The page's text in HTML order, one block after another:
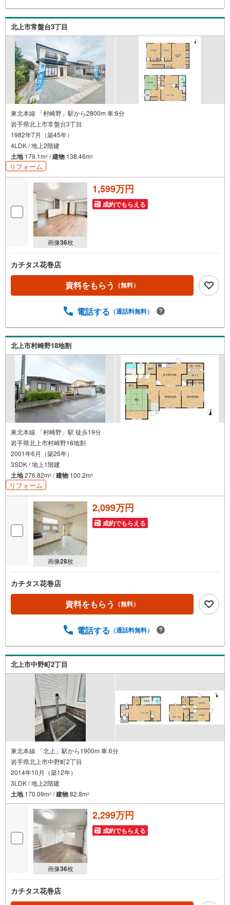
北上市常盤台3丁目
東北本線 「村崎野」駅から2800m 車:6分
岩手県北上市常盤台3丁目
1982年7月（築45年）
4LDK / 地上2階建
土地179.1m2 /建物 138.46m2
リフォーム
画像36枚
1,599万円
成約でもらえる
カチタス花巻店
資料をもらう （無料）
電話する （通話料無料）
北上市村崎野18地割
東北本線 「村崎野」駅 徒歩19分
岩手県北上市村崎野18地割
2001年6月（築26年）
3SDK / 地上1階建
土地276.82m2 /建物 100.2m2
リフォーム
画像28枚
2,099万円
成約でもらえる
カチタス花巻店
資料をもらう （無料）
電話する （通話料無料）
北上市中野町2丁目
東北本線 「北上」駅から1900m 車:6分
岩手県北上市中野町2丁目
2014年10月（築12年）
3LDK / 地上2階建
土地170.09m2 /建物82.8m2
画像36枚
2,299万円
成約でもらえる
カチタス花巻店